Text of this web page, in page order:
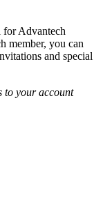
for Advantech
member, you can
and special
to your account